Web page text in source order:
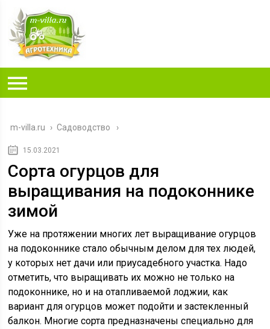
m-villa.ru › Садоводство
15.03.2021
Сорта огурцов для
выращивания на подоконнике
зимой
Уже на протяжении многих лет выращивание огурцов
на подоконнике стало обычным делом для тех людей,
у которых нет дачи или приусадебного участка. Надо
отметить, что выращивать их можно не только на
подоконнике, но и на отапливаемой лоджии, как
вариант для огурцов может подойти и застекленный
балкон. Многие сорта предназначены специально для